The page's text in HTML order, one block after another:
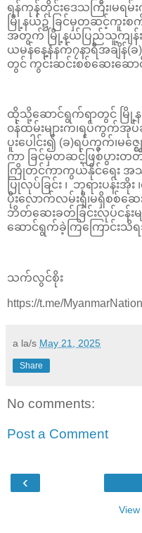
ရန်ကုန်တိုင်းဒေသကြီး၊မရမ်း
မြို့နယ်၌ ခြင်မှတဆင့်ကူး
အတွက် မြို့နယ်ပြည်သူ့ကျန်းမာ
ယမန်နေ့နံနက်၇နာရီအချိန်(ခ
တွင် ကွင်းဆင်းစစ်ဆေးဆေ
ထိုသို့ဆောင်ရွက်ရာတွင် မြို့နယ်
၀န်ထမ်းများက၊ရပ်ကွက်အုပ်ချု
ပူးပေါင်း၍ (ခ)ရပ်ကွက်၊မဇ္
ကာ ခြင်မှတဆင့်ဖြစ်ပွားတ
ကြိုတင်ကာကွယ်နိုင်ရေး အသိပ
ပြုလုပ်ခြင်း ၊ ဘုရားပန်းအိုး
ပိုးလောက်လမ်းရှိ၊မရှိစစ်ဆေး
ဘိတ်ဆေးခတ်ခြင်းလုပ်ငန်းမ
ဆောင်ရွက်ခဲ့ကြကြောင်းသိ
သက်လွင်စိုး
https://t.me/
a la/s May 21, 2025
Share
No comments:
Post a Comment
‹